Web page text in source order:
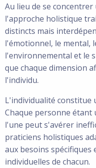
Au lieu de se
l'approche holistique
distincts mais
l'émotionnel, le mental,
l'environnemental et le
que chaque dimension
l'individu.
L'individualité constitue
Chaque personne
l'une peut s'avérer
praticiens holistiques
aux besoins spécifiques
individuelles de chacun.